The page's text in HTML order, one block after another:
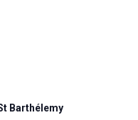
Barthélemy